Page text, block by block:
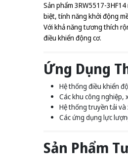
Sản phẩm 3RW5517-
biệt, tính năng khởi động
Với khả năng tương thích
điều khiển động cơ.
Ứng Dụng
Hệ thống điều khiển
Các khu công nghiệp,
Hệ thống truyền tải
Các ứng dụng lực
Sản Phẩm